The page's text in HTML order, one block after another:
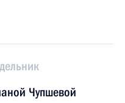
Чупшевой